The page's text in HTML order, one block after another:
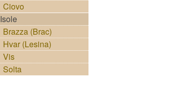
Ciovo
Isole
Brazza (Brac)
Hvar (Lesina)
Vis
Solta